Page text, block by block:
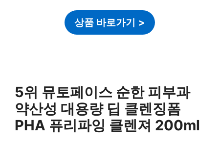
상품 바로가기 >
5위 뮤토페이스 순한 피부과
약산성 대용량 딥 클렌징폼
PHA 퓨리파잉 클렌져 200ml